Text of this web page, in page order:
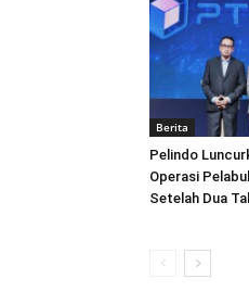
Berita
Pelindo
Operasi
Setelah Dua